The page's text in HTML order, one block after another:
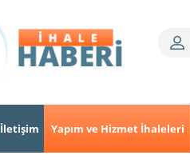
İletişim Yapım ve Hizmet İhaleleri